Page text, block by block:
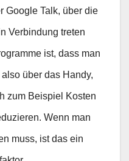
Google Talk, über die
Verbindung treten
ist, dass man
über das Handy,
zum Beispiel Kosten
Wenn man
muss, ist das ein